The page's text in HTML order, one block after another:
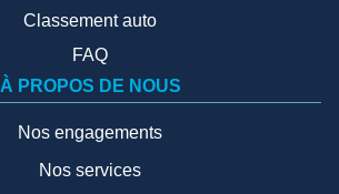
Classement auto
FAQ
À PROPOS DE NOUS
Nos engagements
Nos services